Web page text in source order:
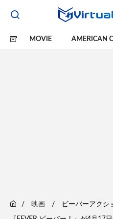
MOVIE AMERICAN
映画 ビーバーアクシ